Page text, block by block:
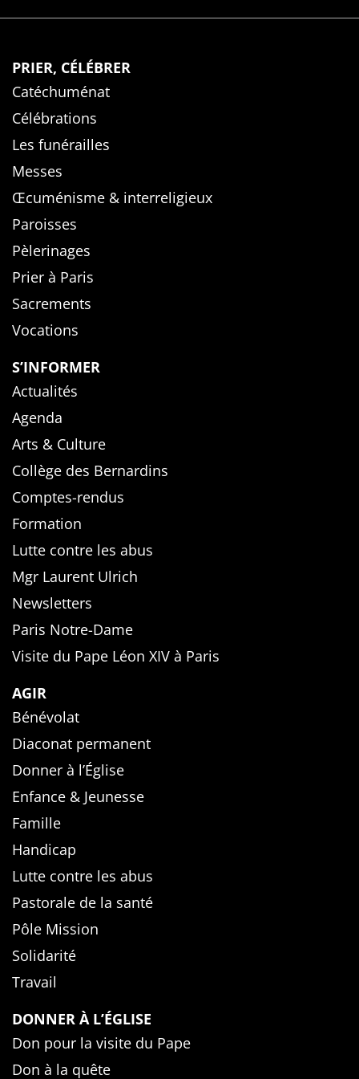
PRIER, CÉLÉBRER
Catéchuménat
Célébrations
Les funérailles
Messes
Œcuménisme & interreligieux
Paroisses
Pèlerinages
Prier à Paris
Sacrements
Vocations
S’INFORMER
Actualités
Agenda
Arts & Culture
Collège des Bernardins
Comptes-rendus
Formation
Lutte contre les abus
Mgr Laurent Ulrich
Newsletters
Paris Notre-Dame
Visite du Pape Léon XIV à Paris
AGIR
Bénévolat
Diaconat permanent
Donner à l’Église
Enfance & Jeunesse
Famille
Handicap
Lutte contre les abus
Pastorale de la santé
Pôle Mission
Solidarité
Travail
DONNER À L’ÉGLISE
Don pour la visite du Pape
Don à la quête